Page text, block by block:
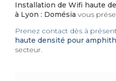
Installation de Wifi haute
à Lyon : Domésia vous
Prenez contact dès à
haute densité pour
secteur.